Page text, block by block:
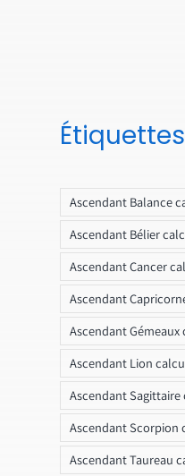
Étiquettes
Ascendant Balance
Ascendant Bélier
Ascendant Cancer
Ascendant
Ascendant Gémeaux
Ascendant Lion
Ascendant Sagittaire
Ascendant Scorpion
Ascendant Taureau